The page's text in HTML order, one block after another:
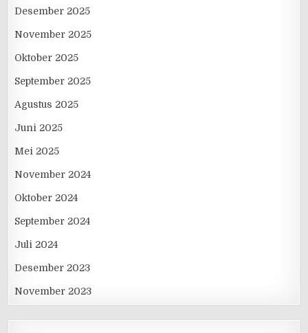
Desember 2025
November 2025
Oktober 2025
September 2025
Agustus 2025
Juni 2025
Mei 2025
November 2024
Oktober 2024
September 2024
Juli 2024
Desember 2023
November 2023